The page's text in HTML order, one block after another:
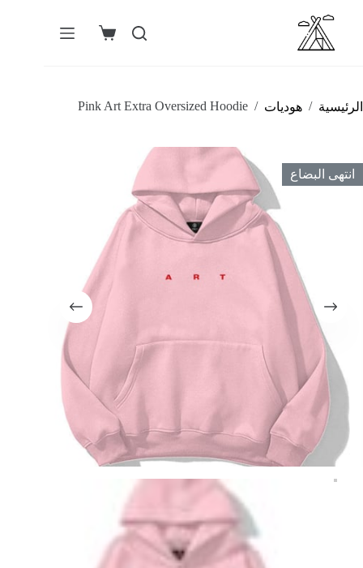
المحتوى
عربة
الرئيسية / هوديات /
Pink Art Extra Oversized Hoodie
انتهى البضاع